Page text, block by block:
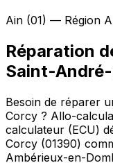
Ain (01) — Région
Réparation
Saint-
Besoin de réparer
Corcy ? Allo-
calculateur (ECU)
Corcy (01390)
Ambérieux-en-